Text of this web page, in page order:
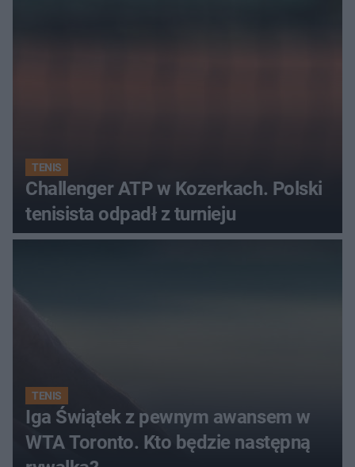
TENIS
Challenger ATP w Kozerkach. Polski
tenisista odpadł z turnieju
TENIS
Iga Świątek z pewnym awansem w
WTA Toronto. Kto będzie następną